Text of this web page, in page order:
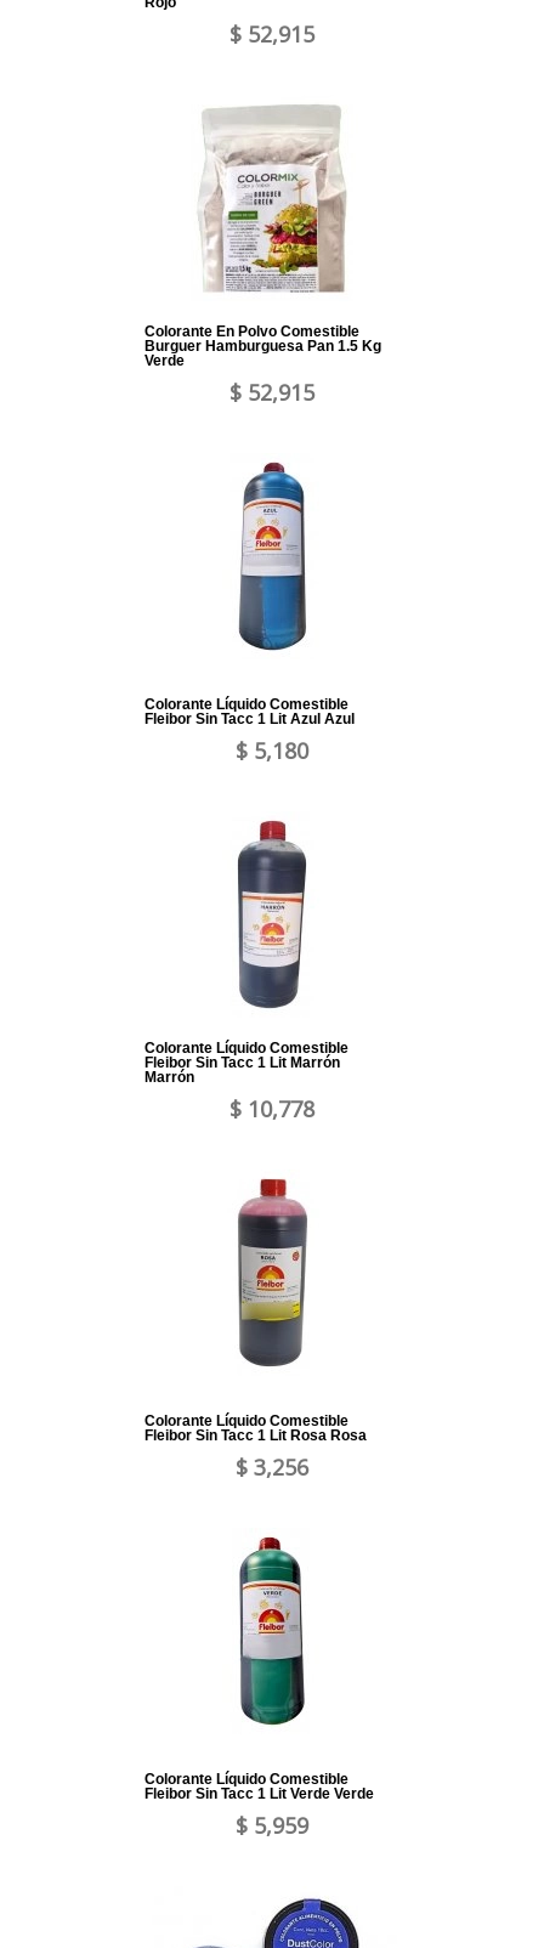
$ 52,915
Colorante En Polvo Comestible
Burguer Hamburguesa Pan 1.5 Kg
Verde
$ 52,915
Colorante Líquido Comestible
Fleibor Sin Tacc 1 Lit Azul Azul
$ 5,180
Colorante Líquido Comestible
Fleibor Sin Tacc 1 Lit Marrón
Marrón
$ 10,778
Colorante Líquido Comestible
Fleibor Sin Tacc 1 Lit Rosa Rosa
$ 3,256
Colorante Líquido Comestible
Fleibor Sin Tacc 1 Lit Verde Verde
$ 5,959